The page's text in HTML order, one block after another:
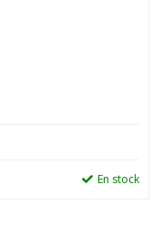
En stock